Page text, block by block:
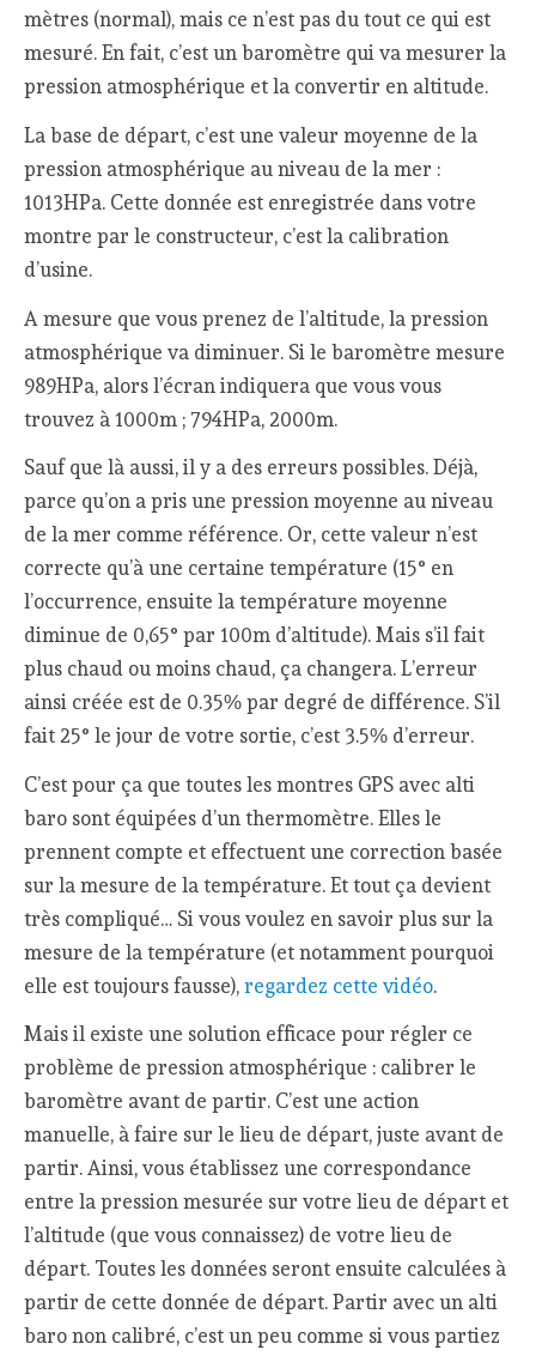
mètres (normal), mais ce n’est pas du tout ce qui est
mesuré. En fait, c’est un baromètre qui va mesurer la
pression atmosphérique et la convertir en altitude.
La base de départ, c’est une valeur moyenne de la
pression atmosphérique au niveau de la mer :
1013HPa. Cette donnée est enregistrée dans votre
montre par le constructeur, c’est la calibration
d’usine.
A mesure que vous prenez de l’altitude, la pression
atmosphérique va diminuer. Si le baromètre mesure
989HPa, alors l’écran indiquera que vous vous
trouvez à 1000m ; 794HPa, 2000m.
Sauf que là aussi, il y a des erreurs possibles. Déjà,
parce qu’on a pris une pression moyenne au niveau
de la mer comme référence. Or, cette valeur n’est
correcte qu’à une certaine température (15° en
l’occurrence, ensuite la température moyenne
diminue de 0,65° par 100m d’altitude). Mais s’il fait
plus chaud ou moins chaud, ça changera. L’erreur
ainsi créée est de 0.35% par degré de différence. S’il
fait 25° le jour de votre sortie, c’est 3.5% d’erreur.
C’est pour ça que toutes les montres GPS avec alti
baro sont équipées d’un thermomètre. Elles le
prennent compte et effectuent une correction basée
sur la mesure de la température. Et tout ça devient
très compliqué… Si vous voulez en savoir plus sur la
mesure de la température (et notamment pourquoi
elle est toujours fausse),regardez cette vidéo.
Mais il existe une solution efficace pour régler ce
problème de pression atmosphérique : calibrer le
baromètre avant de partir. C’est une action
manuelle, à faire sur le lieu de départ, juste avant de
partir. Ainsi, vous établissez une correspondance
entre la pression mesurée sur votre lieu de départ et
l’altitude (que vous connaissez) de votre lieu de
départ. Toutes les données seront ensuite calculées à
partir de cette donnée de départ. Partir avec un alti
baro non calibré, c’est un peu comme si vous partiez